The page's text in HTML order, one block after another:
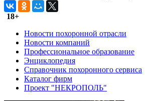
18+
Новости похоронной отрасли
Новости компаний
Профессиональное образование
Энциклопедия
Справочник похоронного сервиса
Каталог фирм
Проект "НЕКРОПОЛЬ"